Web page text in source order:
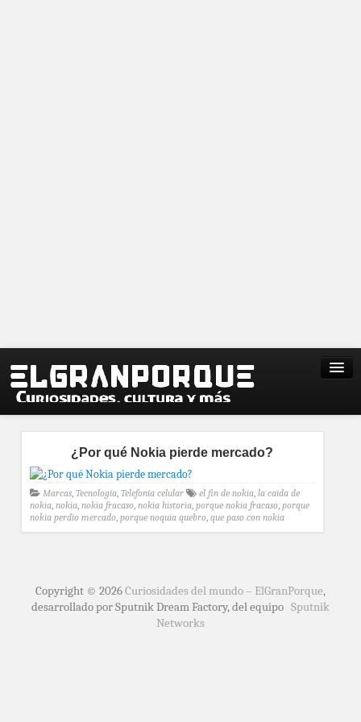
¿Por qué Nokia pierde mercado?
Marcas, Tecnología, Telefonía celular el fin de nokia, la caida de
nokia, nokia, nokia fracaso, nokia historia, porque nokia fracaso, porque
nokia perdio mercado, porque noquia quebro, que paso con nokia
Copyright © 2026Curiosidades del mundo – ElGranPorque,
desarrollado por Sputnik Dream Factory, del equipo Sputnik
Networks